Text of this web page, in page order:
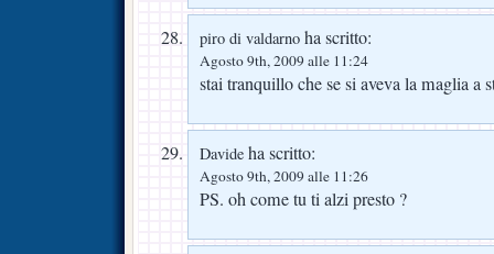
piro di valdarno ha scritto:
Agosto 9th, 2009 alle 11:24
stai tranquillo che se si aveva la maglia a
Davide ha scritto:
Agosto 9th, 2009 alle 11:26
PS. oh come tu ti alzi presto ?